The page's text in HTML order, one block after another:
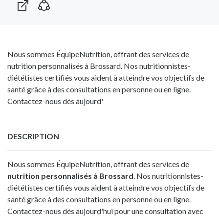
Nous sommes ÉquipeNutrition, offrant des services de
nutrition personnalisés à Brossard. Nos nutritionnistes-
diététistes certifiés vous aident à atteindre vos objectifs de
santé grâce à des consultations en personne ou en ligne.
Contactez-nous dès aujourd'
DESCRIPTION
Nous sommes ÉquipeNutrition, offrant des services de
nutrition personnalisés à Brossard . Nos nutritionnistes-
diététistes certifiés vous aident à atteindre vos objectifs de
santé grâce à des consultations en personne ou en ligne.
Contactez-nous dès aujourd'hui pour une consultation avec